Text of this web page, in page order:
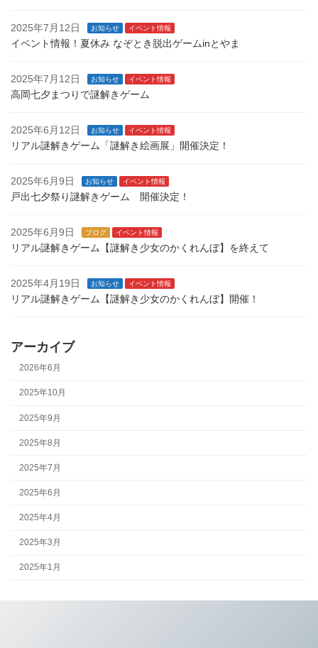
2025年7月12日 お知らせ イベント情報
イベント情報！夏休み なぞとき脱出ゲームinとやま
2025年7月12日 お知らせ イベント情報
高岡七夕まつりで謎解きゲーム
2025年6月12日 お知らせ イベント情報
リアル謎解きゲーム「謎解き絵画展」開催決定！
2025年6月9日 お知らせ イベント情報
戸出七夕祭り謎解きゲーム 開催決定！
2025年6月9日 ブログ イベント情報
リアル謎解きゲーム【謎解き少女のかくれんぼ】を終えて
2025年4月19日 お知らせ イベント情報
リアル謎解きゲーム【謎解き少女のかくれんぼ】開催！
アーカイブ
2026年6月
2025年10月
2025年9月
2025年8月
2025年7月
2025年6月
2025年4月
2025年3月
2025年1月